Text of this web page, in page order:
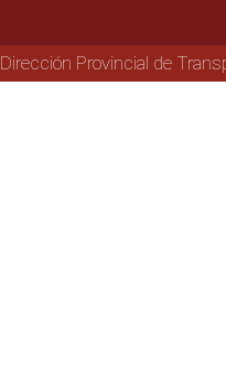
Dirección Provincial de